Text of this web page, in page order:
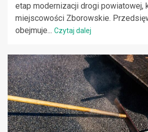
etap modernizacji drogi powiatowej,
miejscowości Zborowskie.
obejmuje... Czytaj dalej